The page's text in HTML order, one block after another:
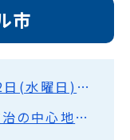
市
11月1日(火曜日)から11月2日(水曜日)アメリカとお別れ。
10月31日(月曜日)世界の政治の中心地を巡って(ワシントンD.C.)